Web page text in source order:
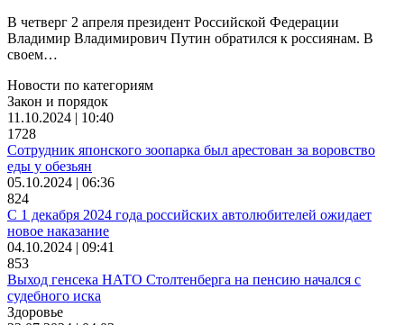
В четверг 2 апреля президент Российской Федерации
Владимир Владимирович Путин обратился к россиянам. В
своем…
Новости по категориям
Закон и порядок
11.10.2024 | 10:40
1728
Сотрудник японского зоопарка был арестован за воровство
еды у обезьян
05.10.2024 | 06:36
824
С 1 декабря 2024 года российских автолюбителей ожидает
новое наказание
04.10.2024 | 09:41
853
Выход генсека НАТО Столтенберга на пенсию начался с
судебного иска
Здоровье